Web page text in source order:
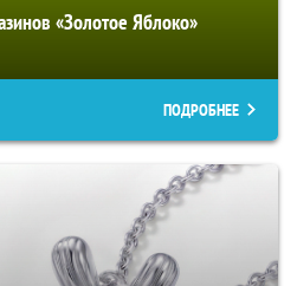
«Золотое Яблоко»
ПОДРОБНЕЕ